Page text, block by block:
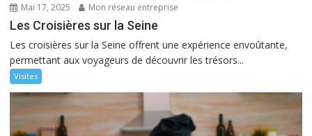
Mai 17, 2025 Mon réseau entreprise
Les Croisières sur la Seine
Les croisières sur la Seine offrent une expérience envoûtante,
permettant aux voyageurs de découvrir les trésors...
Visites